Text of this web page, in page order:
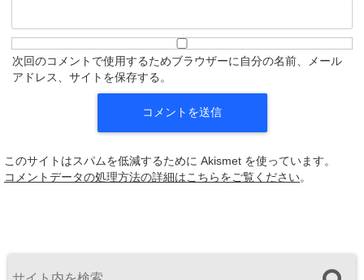
次回のコメントで使用するためブラウザーに自分の名前、メール
アドレス、サイトを保存する。
このサイトはスパムを低減するために Akismet を使っています。
コメントデータの処理方法の詳細はこちらをご覧ください。